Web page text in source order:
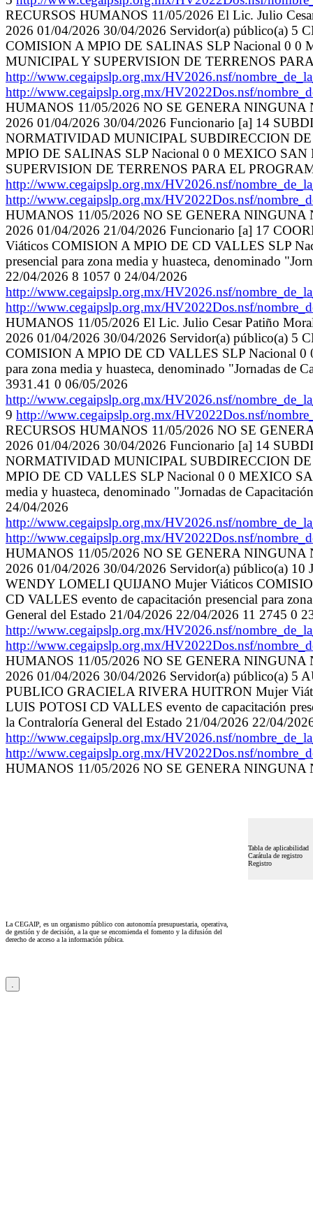
RECURSOS HUMANOS 11/05/2026 El Lic. Julio
2026 01/04/2026 30/04/2026 Servidor(a) público(a) 5
COMISION A MPIO DE SALINAS SLP Nacional 0
MUNICIPAL Y SUPERVISION DE TERRENOS
http://www.cegaipslp.org.mx/HV2026.nsf/
http://www.cegaipslp.org.mx/HV2022Dos.nsf/
HUMANOS 11/05/2026 NO SE GENERA
2026 01/04/2026 30/04/2026 Funcionario [a] 14
NORMATIVIDAD MUNICIPAL SUBDIRECCION
MPIO DE SALINAS SLP Nacional 0 0 MEXICO
SUPERVISION DE TERRENOS PARA EL
http://www.cegaipslp.org.mx/HV2026.nsf/
http://www.cegaipslp.org.mx/HV2022Dos.nsf/
HUMANOS 11/05/2026 NO SE GENERA
2026 01/04/2026 21/04/2026 Funcionario [a] 17
Viáticos COMISION A MPIO DE CD VALLES SLP
presencial para zona media y huasteca, denominado
22/04/2026 8 1057 0 24/04/2026
http://www.cegaipslp.org.mx/HV2026.nsf/
http://www.cegaipslp.org.mx/HV2022Dos.nsf/
HUMANOS 11/05/2026 El Lic. Julio Cesar Patiño
2026 01/04/2026 30/04/2026 Servidor(a) público(a) 5
COMISION A MPIO DE CD VALLES SLP Nacional
para zona media y huasteca, denominado "Jornadas
3931.41 0 06/05/2026
http://www.cegaipslp.org.mx/HV2026.nsf/
9 http://www.cegaipslp.org.mx/HV2022Dos.nsf/
RECURSOS HUMANOS 11/05/2026 NO SE
2026 01/04/2026 30/04/2026 Funcionario [a] 14
NORMATIVIDAD MUNICIPAL SUBDIRECCION
MPIO DE CD VALLES SLP Nacional 0 0 MEXICO
media y huasteca, denominado "Jornadas de
24/04/2026
http://www.cegaipslp.org.mx/HV2026.nsf/
http://www.cegaipslp.org.mx/HV2022Dos.nsf/
HUMANOS 11/05/2026 NO SE GENERA
2026 01/04/2026 30/04/2026 Servidor(a) público(a)
WENDY LOMELI QUIJANO Mujer Viáticos
CD VALLES evento de capacitación presencial para
General del Estado 21/04/2026 22/04/2026 11 2745 0
http://www.cegaipslp.org.mx/HV2026.nsf/
http://www.cegaipslp.org.mx/HV2022Dos.nsf/
HUMANOS 11/05/2026 NO SE GENERA
2026 01/04/2026 30/04/2026 Servidor(a) público(a)
PUBLICO GRACIELA RIVERA HUITRON Mujer
LUIS POTOSI CD VALLES evento de capacitación
la Contraloría General del Estado 21/04/2026 22/04/
http://www.cegaipslp.org.mx/HV2026.nsf/
http://www.cegaipslp.org.mx/HV2022Dos.nsf/
HUMANOS 11/05/2026 NO SE GENERA
Tabla de aplicabilidad
Carátula de registro
Registro
La CEGAIP, es un organismo público con autonomía presupuestaria, operativa,
de gestión y de decisión, a la que se encomienda el fomento y la difusión del
derecho de acceso a la información púbica.